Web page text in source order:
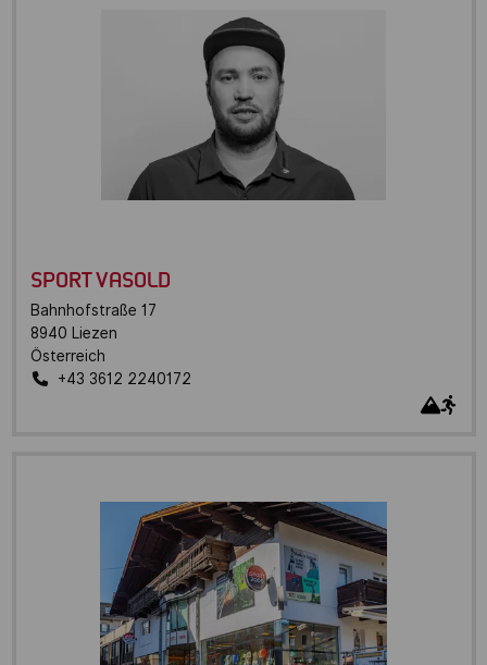
SPORT VASOLD
Bahnhofstraße 17
8940 Liezen
Österreich
+43 3612 2240172